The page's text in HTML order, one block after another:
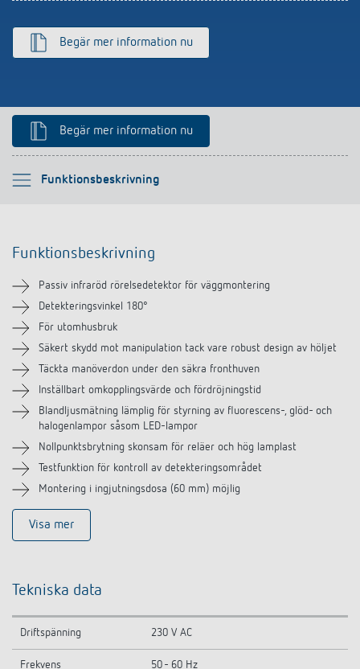
Begär mer information nu
Begär mer information nu
Funktionsbeskrivning
Vänligen välj
Nedladdningar
Tillbehör
Liknande produkter
Funktionsbeskrivning
Passiv infraröd rörelsedetektor för väggmontering
Detekteringsvinkel 180°
För utomhusbruk
Säkert skydd mot manipulation tack vare robust design av höljet
Täckta manöverdon under den säkra fronthuven
Inställbart omkopplingsvärde och fördröjningstid
Blandljusmätning lämplig för styrning av fluorescens-, glöd- och
halogenlampor såsom LED-lampor
Nollpunktsbrytning skonsam för reläer och hög lamplast
Testfunktion för kontroll av detekteringsområdet
Montering i ingjutningsdosa (60 mm) möjlig
Visa mer
Tekniska data
Driftspänning 230 V AC
Frekvens 50 - 60 Hz